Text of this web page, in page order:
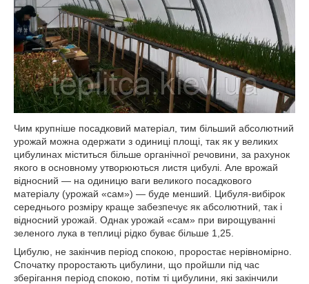
Чим крупніше посадковий матеріал, тим більший абсолютний
урожай можна одержати з одиниці площі, так як у великих
цибулинах міститься більше органічної речовини, за рахунок
якого в основному утворюються листя цибулі. Але врожай
відносний — на одиницю ваги великого посадкового
матеріалу (урожай «сам») — буде менший. Цибуля-вибірок
середнього розміру краще забезпечує як абсолютний, так і
відносний урожай. Однак урожай «сам» при вирощуванні
зеленого лука в теплиці рідко буває більше 1,25.
Цибулю, не закінчив період спокою, проростає нерівномірно.
Спочатку проростають цибулини, що пройшли під час
зберігання період спокою, потім ті цибулини, які закінчили